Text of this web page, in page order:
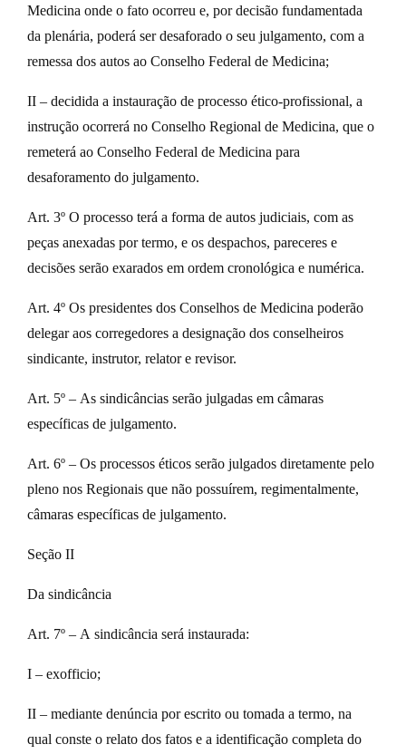
Medicina onde o fato ocorreu e, por decisão fundamentada
da plenária, poderá ser desaforado o seu julgamento, com a
remessa dos autos ao Conselho Federal de Medicina;
II – decidida a instauração de processo ético-profissional, a
instrução ocorrerá no Conselho Regional de Medicina, que o
remeterá ao Conselho Federal de Medicina para
desaforamento do julgamento.
Art. 3º O processo terá a forma de autos judiciais, com as
peças anexadas por termo, e os despachos, pareceres e
decisões serão exarados em ordem cronológica e numérica.
Art. 4º Os presidentes dos Conselhos de Medicina poderão
delegar aos corregedores a designação dos conselheiros
sindicante, instrutor, relator e revisor.
Art. 5º – As sindicâncias serão julgadas em câmaras
específicas de julgamento.
Art. 6º – Os processos éticos serão julgados diretamente pelo
pleno nos Regionais que não possuírem, regimentalmente,
câmaras específicas de julgamento.
Seção II
Da sindicância
Art. 7º – A sindicância será instaurada:
I – exofficio;
II – mediante denúncia por escrito ou tomada a termo, na
qual conste o relato dos fatos e a identificação completa do